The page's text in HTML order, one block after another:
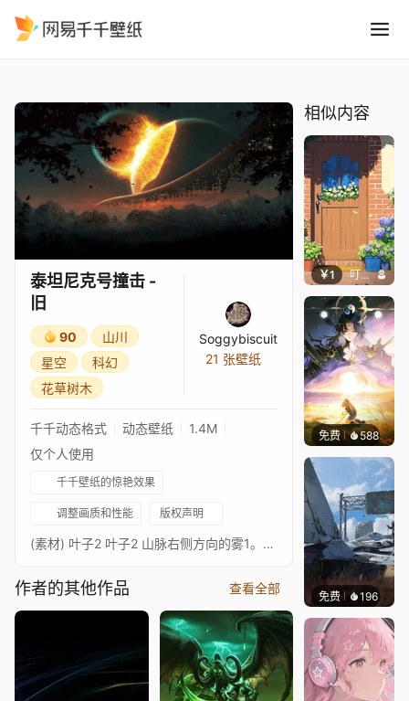
泰坦尼克号撞击 -
旧
90
山川
星空
科幻
花草树木
Soggybiscuit
21 张壁纸
千千动态格式 动态壁纸
1.4M
仅个人使用
千千壁纸的惊艳效果
调整画质和性能 版权声明
(素材) 叶子2 叶子2 山脉右侧方向的雾1。山脉左侧方向的雾1。行星撞击的野火。(效果) 水波用于叶子和草的运动效果。模糊效果用于赋予小行星撞击时快速移动的效果。
作者的其他作品 查看全部
相似内容
￥1 叮叮当当
免费 588小鬼
免费 196